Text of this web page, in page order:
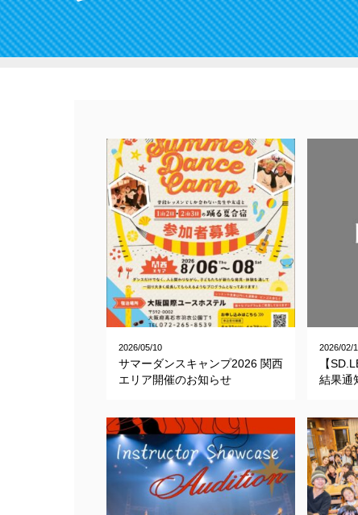
2026/05/10
サマーダンスキャンプ2026 関西
エリア開催のお知らせ
2026/02/
【
結果通